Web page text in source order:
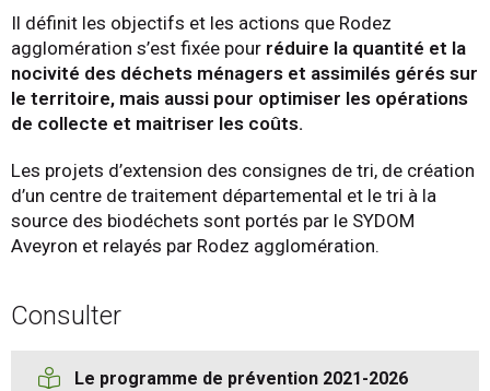
Il définit les objectifs et les actions que Rodez
agglomération s’est fixée pour réduire la quantité et la
nocivité des déchets ménagers et assimilés gérés sur
le territoire, mais aussi pour optimiser les opérations
de collecte et maitriser les coûts.
Les projets d’extension des consignes de tri, de création
d’un centre de traitement départemental et le tri à la
source des biodéchets sont portés par le SYDOM
Aveyron et relayés par Rodez agglomération.
Consulter
Le programme de prévention 2021-2026